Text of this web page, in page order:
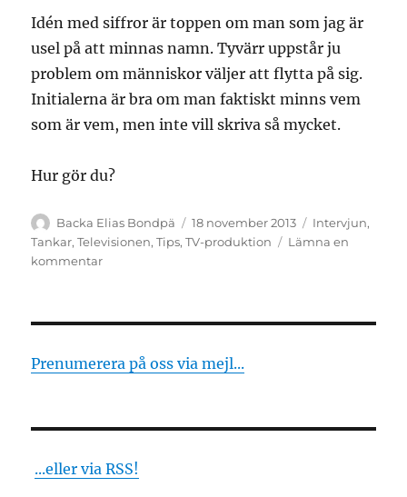
Idén med siffror är toppen om man som jag är
usel på att minnas namn. Tyvärr uppstår ju
problem om människor väljer att flytta på sig.
Initialerna är bra om man faktiskt minns vem
som är vem, men inte vill skriva så mycket.
Hur gör du?
Författare
Backa Elias Bondpä
Publicerat
den
18 november 2013 Kategorier
Intervjun,
Tankar,Televisionen,Tips,TV-produktion
Lämna en
kommentartill
Prenumerera på oss via mejl...
...eller via RSS!